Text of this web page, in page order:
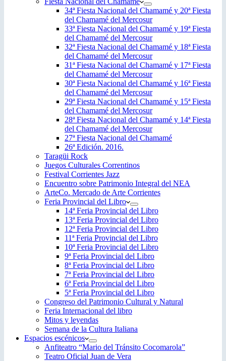
34ª Fiesta Nacional del Chamamé y 20ª Fiesta
del Chamamé del Mercosur
33ª Fiesta Nacional del Chamamé y 19ª Fiesta
del Chamamé del Mercosur
32ª Fiesta Nacional del Chamamé y 18ª Fiesta
del Chamamé del Mercosur
31ª Fiesta Nacional del Chamamé y 17ª Fiesta
del Chamamé del Mercosur
30ª Fiesta Nacional del Chamamé y 16ª Fiesta
del Chamamé del Mercosur
29ª Fiesta Nacional del Chamamé y 15ª Fiesta
del Chamamé del Mercosur
28ª Fiesta Nacional del Chamamé y 14ª Fiesta
del Chamamé del Mercosur
27ª Fiesta Nacional del Chamamé
26ª Edición. 2016.
Taragüi Rock
Juegos Culturales Correntinos
Festival Corrientes Jazz
Encuentro sobre Patrimonio Integral del NEA
ArteCo. Mercado de Arte Corrientes
Feria Provincial del Libro
14ª Feria Provincial del Libro
13ª Feria Provincial del Libro
12ª Feria Provincial del Libro
11ª Feria Provincial del Libro
10ª Feria Provincial del Libro
9ª Feria Provincial del Libro
8ª Feria Provincial del Libro
7ª Feria Provincial del Libro
6ª Feria Provincial del Libro
5ª Feria Provincial del Libro
Congreso del Patrimonio Cultural y Natural
Feria Internacional del libro
Mitos y leyendas
Semana de la Cultura Italiana
Espacios escénicos
Anfiteatro “Mario del Tránsito Cocomarola”
Teatro Oficial Juan de Vera